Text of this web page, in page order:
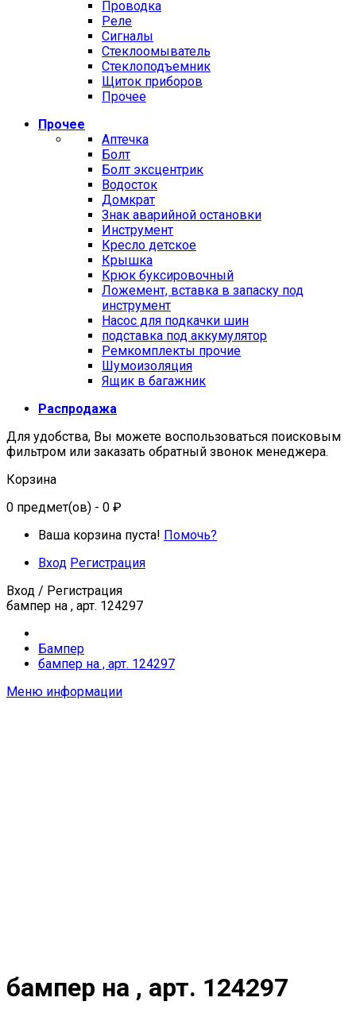
Проводка
Реле
Сигналы
Стеклоомыватель
Стеклоподъемник
Щиток приборов
Прочее
Прочее
Аптечка
Болт
Болт эксцентрик
Водосток
Домкрат
Знак аварийной остановки
Инструмент
Кресло детское
Крышка
Крюк буксировочный
Ложемент, вставка в запаску под
инструмент
Насос для подкачки шин
подставка под аккумулятор
Ремкомплекты прочие
Шумоизоляция
Ящик в багажник
Распродажа
Для удобства, Вы можете воспользоваться поисковым
фильтром или заказать обратный звонок менеджера.
Корзина
0 предмет(ов) - 0 ₽
Ваша корзина пуста! Помочь?
Вход Регистрация
Вход / Регистрация
бампер на , арт. 124297
Бампер
бампер на , арт. 124297
Меню информации
бампер на , арт. 124297